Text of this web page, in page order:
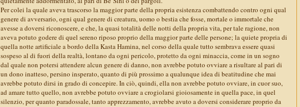
Per colei la quale aveva trascorso la maggior parte della propria esistenza combattendo contro ogni qual
genere di avversario, ogni qual genere di creatura, uomo o bestia che fosse, mortale o immortale che
avesse a doversi riconoscere, e che, la quasi totalità delle notti della propria vita, per tale ragione, non
aveva potuto godere di quel sereno riposo proprio della maggior parte delle persone; la quiete propria di
quella notte artificiale a bordo della Kasta Hamina, nel corso della quale tutto sembrava essere quasi
sospeso al di fuori della realtà, lontano da ogni pericolo, protetto da ogni minaccia, come in un sogno
dal quale non potersi attendere alcun genere di danno, non avrebbe potuto ovviare a risultare al pari di
un dono inatteso, persino insperato, quanto di più prossimo a qualunque idea di beatitudine che mai
avrebbe potuto dirsi in grado di concepire. In ciò, quindi, ella non avrebbe potuto ovviare, in cuor suo,
ad amare tutto quello, non avrebbe potuto ovviare a crogiolarsi gioiosamente in quella pace, in quel
silenzio, per quanto paradossale, tanto apprezzamento, avrebbe avuto a doversi considerare proprio da